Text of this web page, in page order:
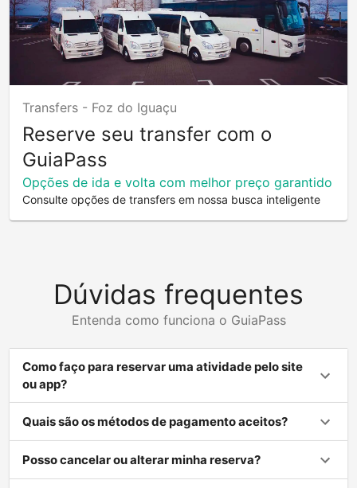
Transfers - Foz do Iguaçu
Reserve seu transfer com o
GuiaPass
Opções de ida e volta com melhor preço garantido
Consulte opções de transfers em nossa busca inteligente
Dúvidas frequentes
Entenda como funciona o GuiaPass
Como faço para reservar uma atividade pelo site
ou app?
Quais são os métodos de pagamento aceitos?
Posso cancelar ou alterar minha reserva?